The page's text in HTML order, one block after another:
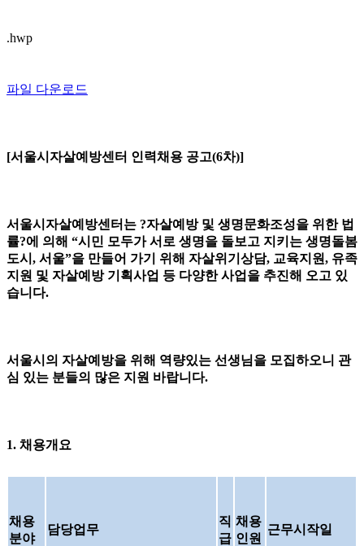
.hwp
파일 다운로드
[서울시자살예방센터 인력채용 공고(6차)]
서울시자살예방센터는 ?자살예방 및 생명문화조성을 위한 법
률?에 의해 “시민 모두가 서로 생명을 돌보고 지키는 생명돌봄
도시, 서울”을 만들어 가기 위해 자살위기상담, 교육지원, 유족
지원 및 자살예방 기획사업 등 다양한 사업을 추진해 오고 있
습니다.
서울시의 자살예방을 위해 역량있는 선생님을 모집하오니 관
심 있는 분들의 많은 지원 바랍니다.
1. 채용개요
채용
분야
담당업무
직
급
채용
인원
근무시작일